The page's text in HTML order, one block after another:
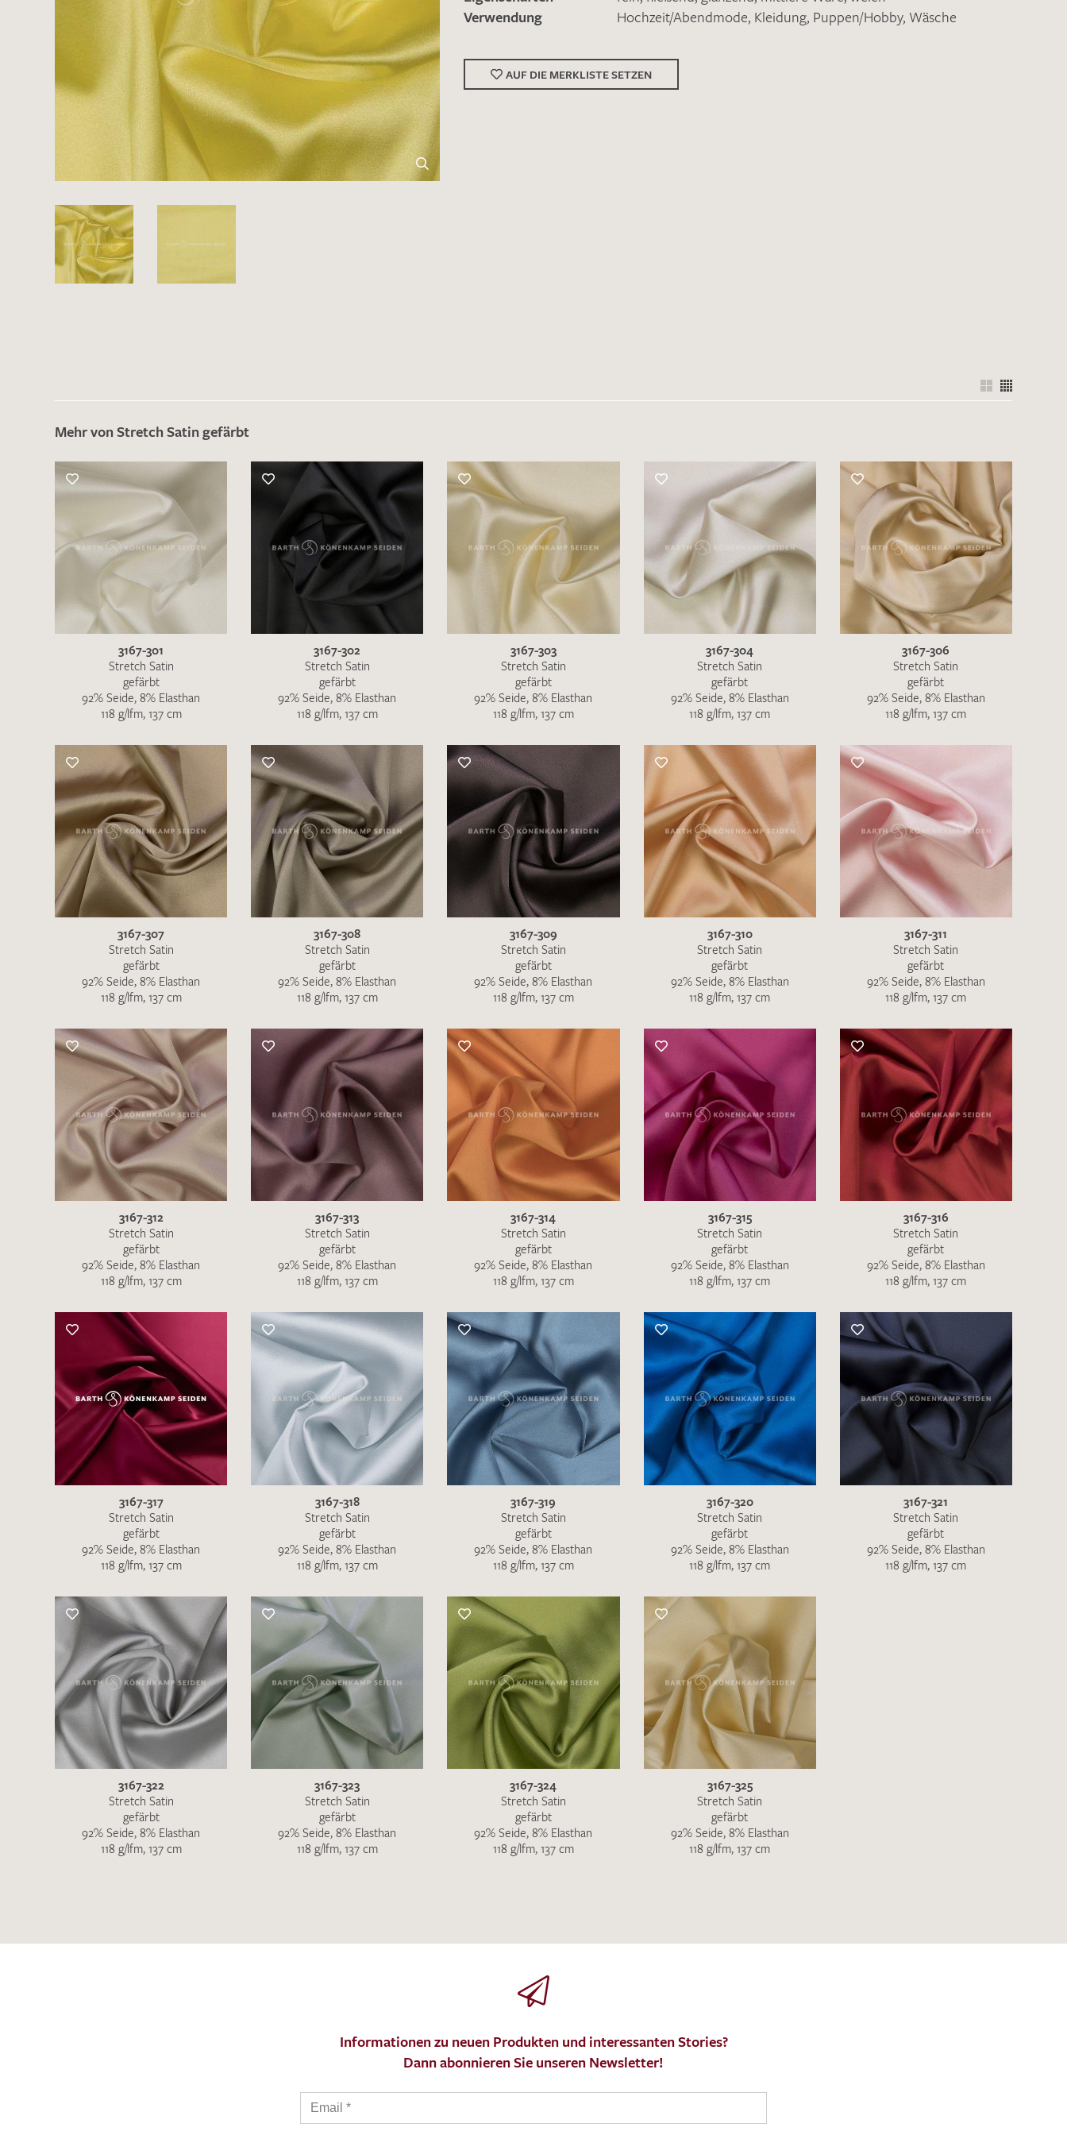
Merkliste / Musteranfrage
Es sind bisher keine Produkte auf Ihrer
Merkliste.
Sollten Sie dennoch eine individuelle
Musteranfrage stellen wollen, vermerken
Sie diese bitte im Feld "Anmerkungen".
IHRE KONTAKTDATEN
Leider ist das Kontaktformular zum aktuellen Zeitpunkt nicht funktionstüchtig. Bitte
schreiben Sie eine E-Mail mit ihren Kontaktdaten direkt an info@barth-seiden.de.
Wir arbeiten schnellstmöglich an einer Lösung – Danke!
Ich bin damit einverstanden, dass meine angegebenen Daten zur Beantwortung meiner Musteranfrage
MUSTERANFRAGE SENDEN
Verwendung
Hochzeit/Abendmode, Kleidung, Puppen/Hobby, Wäsche
AUF DIE MERKLISTE SETZEN
Mehr von Stretch Satin gefärbt
3167-301
Stretch Satin
gefärbt
92% Seide, 8% Elasthan
118 g/lfm, 137 cm
3167-302
Stretch Satin
gefärbt
92% Seide, 8% Elasthan
118 g/lfm, 137 cm
3167-303
Stretch Satin
gefärbt
92% Seide, 8% Elasthan
118 g/lfm, 137 cm
3167-304
Stretch Satin
gefärbt
92% Seide, 8% Elasthan
118 g/lfm, 137 cm
3167-306
Stretch Satin
gefärbt
92% Seide, 8% Elasthan
118 g/lfm, 137 cm
3167-307
Stretch Satin
gefärbt
92% Seide, 8% Elasthan
118 g/lfm, 137 cm
3167-308
Stretch Satin
gefärbt
92% Seide, 8% Elasthan
118 g/lfm, 137 cm
3167-309
Stretch Satin
gefärbt
92% Seide, 8% Elasthan
118 g/lfm, 137 cm
3167-310
Stretch Satin
gefärbt
92% Seide, 8% Elasthan
118 g/lfm, 137 cm
3167-311
Stretch Satin
gefärbt
92% Seide, 8% Elasthan
118 g/lfm, 137 cm
3167-312
Stretch Satin
gefärbt
92% Seide, 8% Elasthan
118 g/lfm, 137 cm
3167-313
Stretch Satin
gefärbt
92% Seide, 8% Elasthan
118 g/lfm, 137 cm
3167-314
Stretch Satin
gefärbt
92% Seide, 8% Elasthan
118 g/lfm, 137 cm
3167-315
Stretch Satin
gefärbt
92% Seide, 8% Elasthan
118 g/lfm, 137 cm
3167-316
Stretch Satin
gefärbt
92% Seide, 8% Elasthan
118 g/lfm, 137 cm
3167-317
Stretch Satin
gefärbt
92% Seide, 8% Elasthan
118 g/lfm, 137 cm
3167-318
Stretch Satin
gefärbt
92% Seide, 8% Elasthan
118 g/lfm, 137 cm
3167-319
Stretch Satin
gefärbt
92% Seide, 8% Elasthan
118 g/lfm, 137 cm
3167-320
Stretch Satin
gefärbt
92% Seide, 8% Elasthan
118 g/lfm, 137 cm
3167-321
Stretch Satin
gefärbt
92% Seide, 8% Elasthan
118 g/lfm, 137 cm
3167-322
Stretch Satin
gefärbt
92% Seide, 8% Elasthan
118 g/lfm, 137 cm
3167-323
Stretch Satin
gefärbt
92% Seide, 8% Elasthan
118 g/lfm, 137 cm
3167-324
Stretch Satin
gefärbt
92% Seide, 8% Elasthan
118 g/lfm, 137 cm
3167-325
Stretch Satin
gefärbt
92% Seide, 8% Elasthan
118 g/lfm, 137 cm
Informationen zu neuen Produkten und interessanten Stories?
Dann abonnieren Sie unseren Newsletter!